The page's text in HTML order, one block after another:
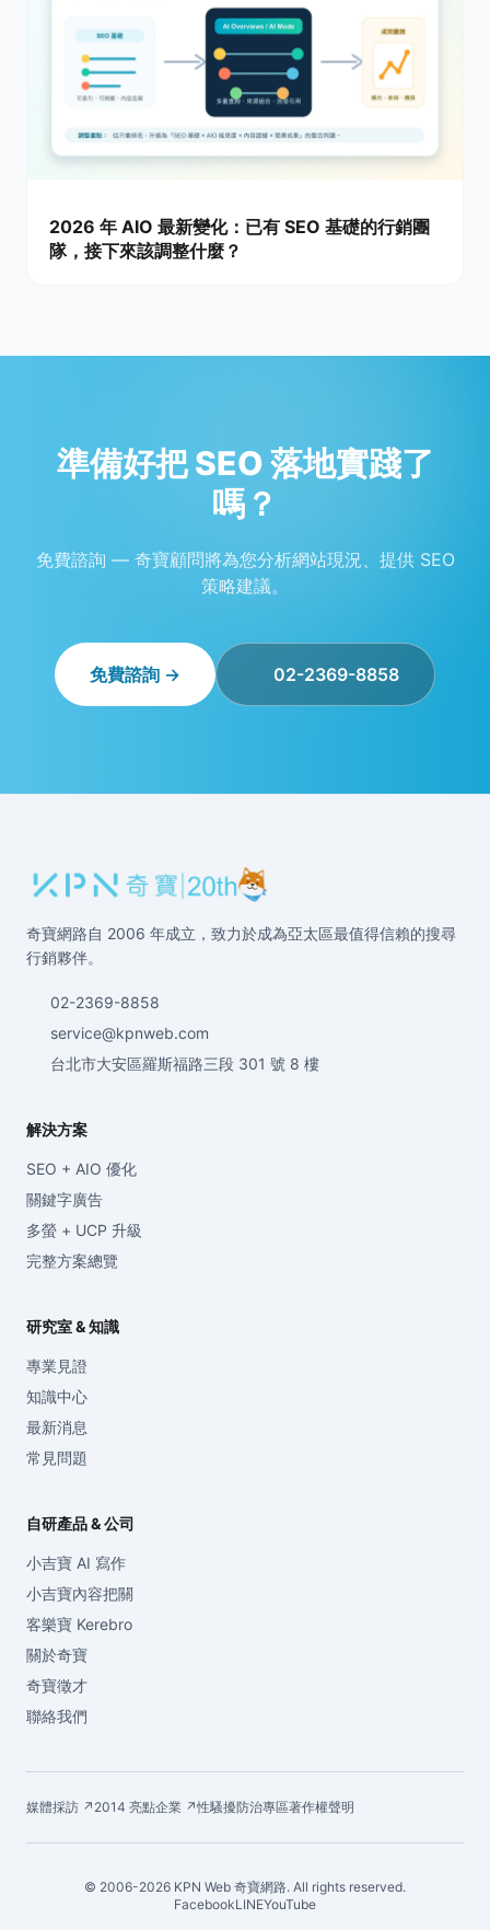
2026 年 AIO 最新變化：已有 SEO 基礎的行銷團
隊，接下來該調整什麼？
準備好把 SEO 落地實踐了
嗎？
免費諮詢 — 奇寶顧問將為您分析網站現況、提供 SEO
策略建議。
免費諮詢 → 02-2369-8858
奇寶網路自 2006 年成立，致力於成為亞太區最值得信賴的搜尋
行銷夥伴。
02-2369-8858
service@kpnweb.com
台北市大安區羅斯福路三段 301 號 8 樓
解決方案
SEO + AIO 優化
關鍵字廣告
多螢 + UCP 升級
完整方案總覽
研究室 & 知識
專業見證
知識中心
最新消息
常見問題
自研產品 & 公司
小吉寶 AI 寫作
小吉寶內容把關
客樂寶 Kerebro
關於奇寶
奇寶徵才
聯絡我們
媒體採訪 ↗ 2014 亮點企業 ↗性騷擾防治專區著作權聲明
© 2006-2026 KPN Web 奇寶網路. All rights reserved.
FacebookLINEYouTube